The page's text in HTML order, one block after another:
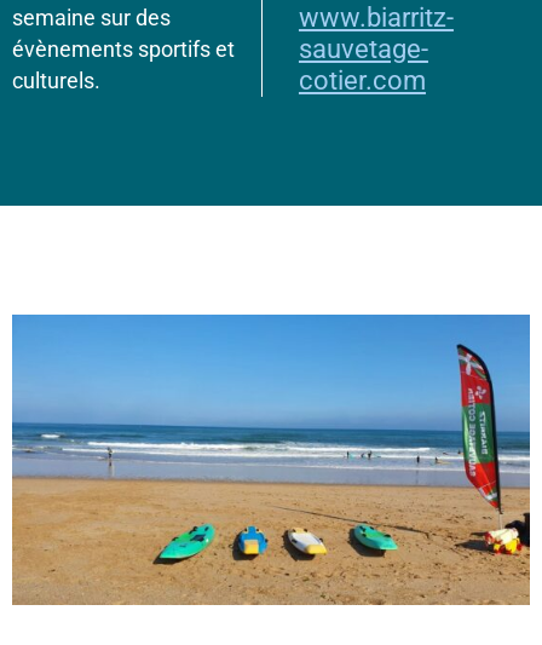
semaine sur des
évènements sportifs et
culturels.
www.biarritz-
sauvetage-
cotier.com